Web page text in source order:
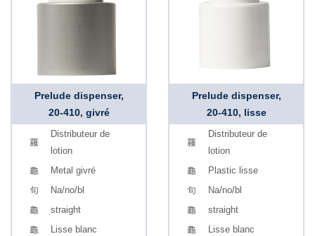
Prelude dispenser,
20-410, givré
Distributeur de
lotion
Metal givré
Na/no/bl
straight
Lisse blanc
Prelude dispenser,
20-410, lisse
Distributeur de
lotion
Plastic lisse
Na/no/bl
straight
Lisse blanc